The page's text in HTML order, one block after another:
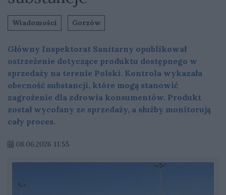
Wiadomości Gorzów
Główny Inspektorat Sanitarny opublikował
ostrzeżenie dotyczące produktu dostępnego w
sprzedaży na terenie Polski. Kontrola wykazała
obecność substancji, które mogą stanowić
zagrożenie dla zdrowia konsumentów. Produkt
został wycofany ze sprzedaży, a służby monitorują
cały proces.
08.06.2026 11:55